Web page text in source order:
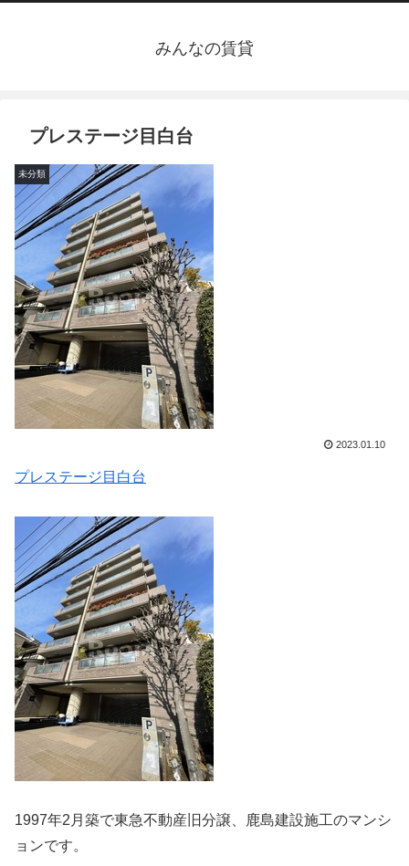
みんなの賃貸
プレステージ目白台
未分類
2023.01.10
プレステージ目白台
1997年2月築で東急不動産旧分譲、鹿島建設施工のマンシ
ョンです。